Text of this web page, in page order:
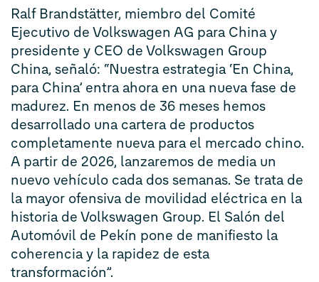
Ralf Brandstätter, miembro del Comité
Ejecutivo de Volkswagen AG para China y
presidente y CEO de Volkswagen Group
China, señaló: “Nuestra estrategia ‘En China,
para China’ entra ahora en una nueva fase de
madurez. En menos de 36 meses hemos
desarrollado una cartera de productos
completamente nueva para el mercado chino.
A partir de 2026, lanzaremos de media un
nuevo vehículo cada dos semanas. Se trata de
la mayor ofensiva de movilidad eléctrica en la
historia de Volkswagen Group. El Salón del
Automóvil de Pekín pone de manifiesto la
coherencia y la rapidez de esta
transformación”.